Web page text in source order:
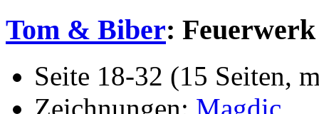
Tom & Biber:
Seite 18-32 (15 Seiten,